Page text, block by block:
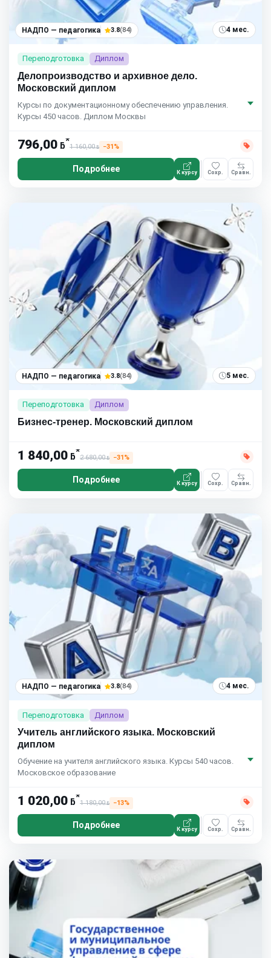
НАДПО — педагогика 3.8(84) 4 мес.
Переподготовка Диплом
Делопроизводство и архивное дело.
Московский диплом
Курсы по документационному обеспечению управления.
Курсы 450 часов. Диплом Москвы
796,00 ƃ*
1 160,00ƃ −31%
Подробнее К курсу Сохр. Сравн.
НАДПО — педагогика 3.8(84) 5 мес.
Переподготовка Диплом
Бизнес-тренер. Московский диплом
1 840,00 ƃ*
2 680,00ƃ −31%
Подробнее К курсу Сохр. Сравн.
НАДПО — педагогика 3.8(84) 4 мес.
Переподготовка Диплом
Учитель английского языка. Московский
диплом
Обучение на учителя английского языка. Курсы 540 часов.
Московское образование
1 020,00 ƃ*
1 180,00ƃ −13%
Подробнее К курсу Сохр. Сравн.